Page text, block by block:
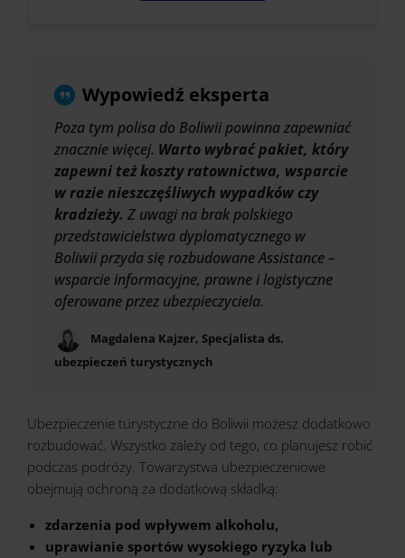
Wypowiedź eksperta
Poza tym polisa do Boliwii powinna zapewniać
znacznie więcej. Warto wybrać pakiet, który
zapewni też koszty ratownictwa, wsparcie
w razie nieszczęśliwych wypadków czy
kradzieży. Z uwagi na brak polskiego
przedstawicielstwa dyplomatycznego w
Boliwii przyda się rozbudowane Assistance –
wsparcie informacyjne, prawne i logistyczne
oferowane przez ubezpieczyciela.
Magdalena Kajzer, Specjalista ds.
ubezpieczeń turystycznych
Ubezpieczenie turystyczne do Boliwii możesz dodatkowo
rozbudować. Wszystko zależy od tego, co planujesz robić
podczas podróży. Towarzystwa ubezpieczeniowe
obejmują ochroną za dodatkową składką:
zdarzenia pod wpływem alkoholu,
uprawianie sportów wysokiego ryzyka lub